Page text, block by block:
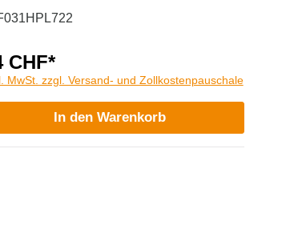
CHF*
MwSt. zzgl. Versand- und Zollkostenpauschale
In den Warenkorb